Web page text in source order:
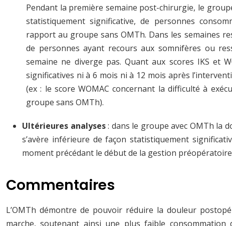
Pendant la première semaine post-chirurgie, le
statistiquement significative, de personnes
rapport au groupe sans OMTh. Dans les semaines
de personnes ayant recours aux somnifères ou
semaine ne diverge pas. Quant aux scores IKS et
significatives ni à 6 mois ni à 12 mois après
(ex : le score WOMAC concernant la difficulté à
groupe sans OMTh).
Ultérieures analyses: dans le groupe avec OMTh la
s’avère inférieure de façon statistiquement
moment précédant le début de la gestion préopératoire
Commentaires
L’OMTh démontre de pouvoir réduire la douleur
marche, soutenant ainsi une plus faible consommation